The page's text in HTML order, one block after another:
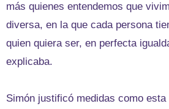
más quienes entendemos que
diversa, en la que cada persona
quien quiera ser, en perfecta
explicaba.
Simón justificó medidas como